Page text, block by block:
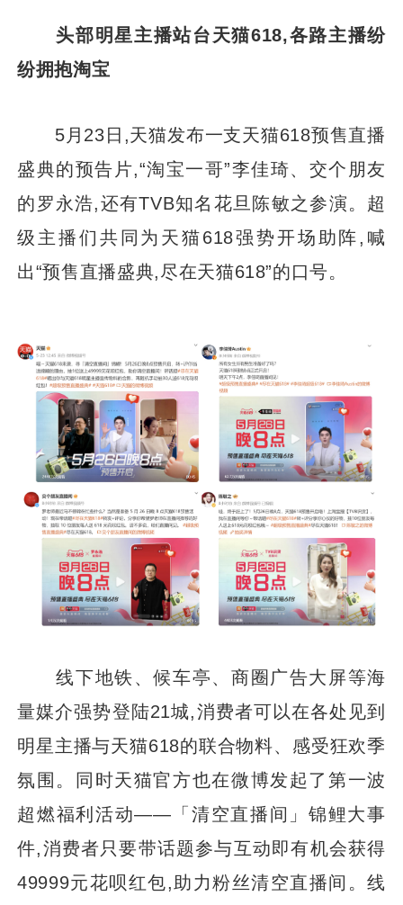
头部明星主播站台天猫618,各路主播纷
纷拥抱淘宝
5月23日,天猫发布一支天猫618预售直播
盛典的预告片,“淘宝一哥”李佳琦、交个朋友
的罗永浩,还有TVB知名花旦陈敏之参演。超
级主播们共同为天猫618强势开场助阵,喊
出“预售直播盛典,尽在天猫618”的口号。
线下地铁、候车亭、商圈广告大屏等海
量媒介强势登陆21城,消费者可以在各处见到
明星主播与天猫618的联合物料、感受狂欢季
氛围。同时天猫官方也在微博发起了第一波
超燃福利活动——「清空直播间」锦鲤大事
件,消费者只要带话题参与互动即有机会获得
49999元花呗红包,助力粉丝清空直播间。线